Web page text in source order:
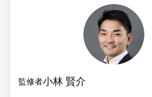
監修者小林 賢介